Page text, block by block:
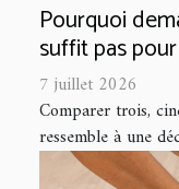
Pourquoi
suffit pas
7 juillet 2026
Comparer trois,
ressemble à une